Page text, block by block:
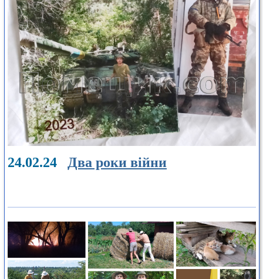
24.02.24 Два роки війни